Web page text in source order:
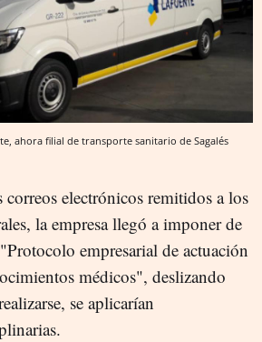
ahora filial de transporte sanitario de Sagalés
correos electrónicos remitidos a los
la empresa llegó a imponer de
empresarial de actuación
médicos", deslizando
se aplicarían